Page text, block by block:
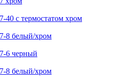
40 с термостатом хром
8 белый/хром
6 черный
8 белый/хром